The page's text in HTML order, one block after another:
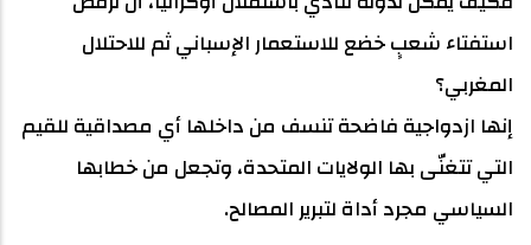
استفتاء شعبٍ خضع للاستعمار الإسباني ثم للاحتلال
المغربي؟
إنها ازدواجية فاضحة تنسف من داخلها أي مصداقية للقيم
التي تتغنّى بها الولايات المتحدة، وتجعل من خطابها
السياسي مجرد أداة لتبرير المصالح.